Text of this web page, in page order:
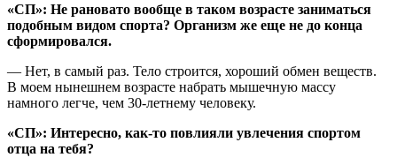
«СП»: Не рановато вообще в таком возрасте заниматься
подобным видом спорта? Организм же еще не до конца
сформировался.
— Нет, в самый раз. Тело строится, хороший обмен веществ.
В моем нынешнем возрасте набрать мышечную массу
намного легче, чем 30-летнему человеку.
«СП»: Интересно, как-то повлияли увлечения спортом
отца на тебя?